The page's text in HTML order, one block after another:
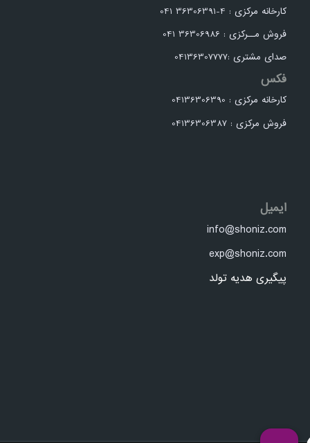
کارخانه مرکزی : 4-36306391 041
فروش مــرکزی : 36306986 041
صدای مشتری :04136307777
فکس
کارخانه مرکزی : 04136306390
فروش مرکزی : 04136306387
ایمیل
info@shoniz.com
exp@shoniz.com
پیگیری هدیه تولد